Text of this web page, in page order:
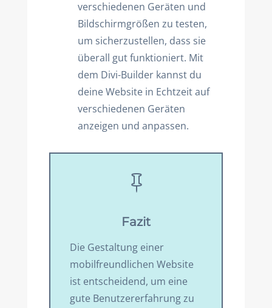
verschiedenen Geräten und
Bildschirmgrößen zu testen,
um sicherzustellen, dass sie
überall gut funktioniert. Mit
dem Divi-Builder kannst du
deine Website in Echtzeit auf
verschiedenen Geräten
anzeigen und anpassen.

Fazit
Die Gestaltung einer
mobilfreundlichen Website
ist entscheidend, um eine
gute Benutzererfahrung zu